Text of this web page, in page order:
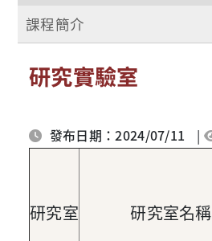
課程簡介
研究實驗室
發布日期：2024/07/11 |
研究室 研究室名稱